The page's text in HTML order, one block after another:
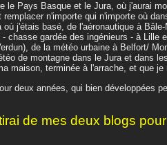
le Pays Basque et le Jura, où j'aurai
n'importe qui n'importe où
j'étais basé, de l'aéronautique à
chasse gardée des ingénieurs - à Lille
de la météo urbaine à Belfort/
de montagne dans le Jura et dans
maison, terminée à l'arrache, et que je
deux années, qui bien développées
de mes deux blogs